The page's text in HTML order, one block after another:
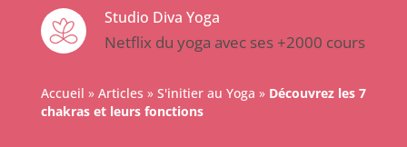
Studio Diva Yoga
Netflix du yoga avec ses +2000 cours
Accueil » Articles » S'initier au Yoga » Découvrez les 7
chakras et leurs fonctions